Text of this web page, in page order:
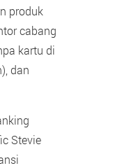
produk
cabang
kartu di
dan
Stevie